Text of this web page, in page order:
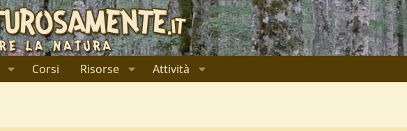
Corsi Risorse Attività